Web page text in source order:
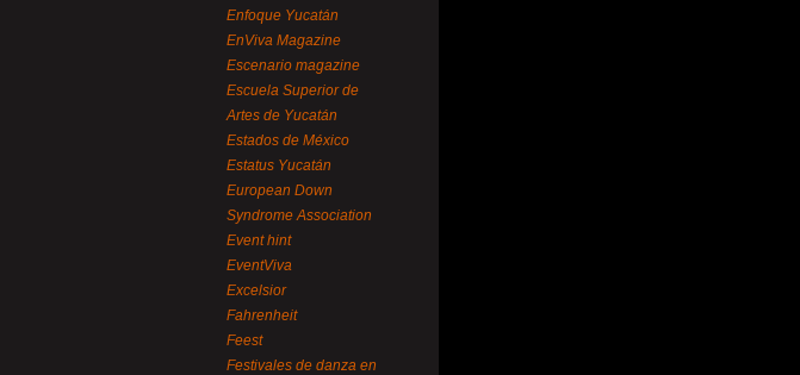
Enfoque Yucatán
EnViva Magazine
Escenario magazine
Escuela Superior de
Artes de Yucatán
Estados de México
Estatus Yucatán
European Down
Syndrome Association
Event hint
EventViva
Excelsior
Fahrenheit
Feest
Festivales de danza en